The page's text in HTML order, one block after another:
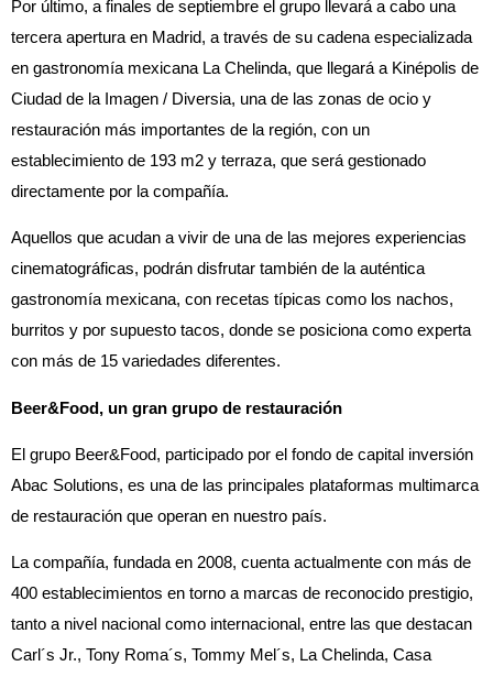
Por último, a finales de septiembre el grupo llevará a cabo una
tercera apertura en Madrid, a través de su cadena especializada
en gastronomía mexicana La Chelinda, que llegará a Kinépolis de
Ciudad de la Imagen / Diversia, una de las zonas de ocio y
restauración más importantes de la región, con un
establecimiento de 193 m2 y terraza, que será gestionado
directamente por la compañía.
Aquellos que acudan a vivir de una de las mejores experiencias
cinematográficas, podrán disfrutar también de la auténtica
gastronomía mexicana, con recetas típicas como los nachos,
burritos y por supuesto tacos, donde se posiciona como experta
con más de 15 variedades diferentes.
Beer&Food, un gran grupo de restauración
El grupo Beer&Food, participado por el fondo de capital inversión
Abac Solutions, es una de las principales plataformas multimarca
de restauración que operan en nuestro país.
La compañía, fundada en 2008, cuenta actualmente con más de
400 establecimientos en torno a marcas de reconocido prestigio,
tanto a nivel nacional como internacional, entre las que destacan
Carl´s Jr., Tony Roma´s, Tommy Mel´s, La Chelinda, Casa